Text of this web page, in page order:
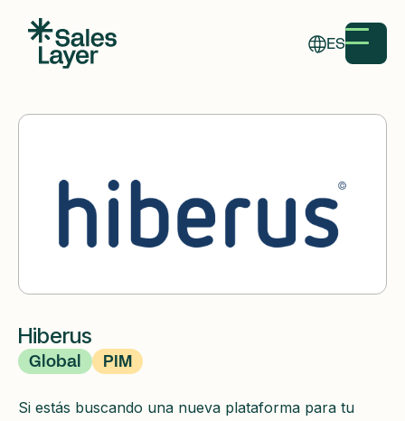
ES
Hiberus
Global PIM
Si estás buscando una nueva plataforma para tu